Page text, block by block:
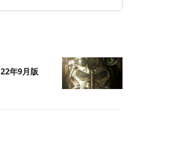
、4はクラフトも大きな割合
存できるバランスで遊ぶのが
た。
年9月版